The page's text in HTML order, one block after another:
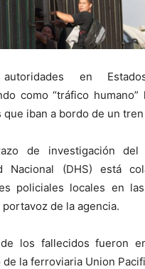
en
como “tráfico
que iban a bordo de un
de investigación del
Nacional (DHS) está
policiales locales en
de la agencia.
los fallecidos fueron
de la ferroviaria Union